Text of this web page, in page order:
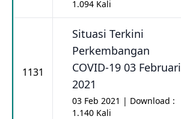
1.094 Kali
1131
Situasi Terkini
Perkembangan
COVID-19 03 Februari
2021
03 Feb 2021 | Download :
1.140 Kali